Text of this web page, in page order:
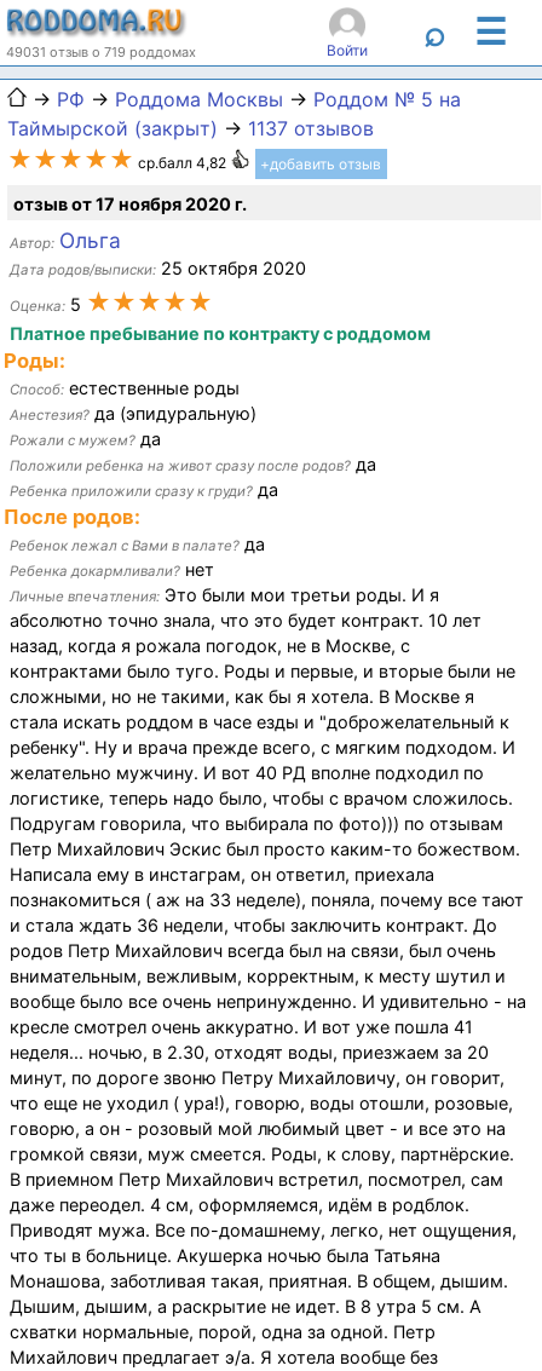
49031 отзыв о 719 роддомах Войти ⌕ ☰
→ РФ → Роддома Москвы → Роддом № 5 на
Таймырской (закрыт) → 1137 отзывов
★★★★★ ср.балл 4,82 +добавить отзыв
отзыв от 17 ноября 2020 г.
Автор: Ольга
Дата родов/выписки: 25 октября 2020
Оценка: 5 ★★★★★
Платное пребывание по контракту с роддомом
Роды:
Способ: естественные роды
Анестезия? да (эпидуральную)
Рожали с мужем? да
Положили ребенка на живот сразу после родов? да
Ребенка приложили сразу к груди? да
После родов:
Ребенок лежал с Вами в палате? да
Ребенка докармливали? нет
Личные впечатления: Это были мои третьи роды. И я
абсолютно точно знала, что это будет контракт. 10 лет
назад, когда я рожала погодок, не в Москве, с
контрактами было туго. Роды и первые, и вторые были не
сложными, но не такими, как бы я хотела. В Москве я
стала искать роддом в часе езды и "доброжелательный к
ребенку". Ну и врача прежде всего, с мягким подходом. И
желательно мужчину. И вот 40 РД вполне подходил по
логистике, теперь надо было, чтобы с врачом сложилось.
Подругам говорила, что выбирала по фото))) по отзывам
Петр Михайлович Эскис был просто каким-то божеством.
Написала ему в инстаграм, он ответил, приехала
познакомиться ( аж на 33 неделе), поняла, почему все тают
и стала ждать 36 недели, чтобы заключить контракт. До
родов Петр Михайлович всегда был на связи, был очень
внимательным, вежливым, корректным, к месту шутил и
вообще было все очень непринужденно. И удивительно - на
кресле смотрел очень аккуратно. И вот уже пошла 41
неделя... ночью, в 2.30, отходят воды, приезжаем за 20
минут, по дороге звоню Петру Михайловичу, он говорит,
что еще не уходил ( ура!), говорю, воды отошли, розовые,
говорю, а он - розовый мой любимый цвет - и все это на
громкой связи, муж смеется. Роды, к слову, партнёрские.
В приемном Петр Михайлович встретил, посмотрел, сам
даже переодел. 4 см, оформляемся, идём в родблок.
Приводят мужа. Все по-домашнему, легко, нет ощущения,
что ты в больнице. Акушерка ночью была Татьяна
Монашова, заботливая такая, приятная. В общем, дышим.
Дышим, дышим, а раскрытие не идет. В 8 утра 5 см. А
схватки нормальные, порой, одна за одной. Петр
Михайлович предлагает э/а. Я хотела вообще без